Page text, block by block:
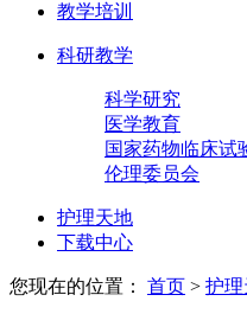
教学培训
科研教学
科学研究
医学教育
国家药物临床试
伦理委员会
护理天地
下载中心
您现在的位置： 首页 > 护